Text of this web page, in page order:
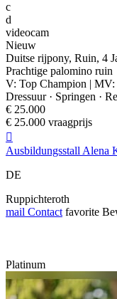
c
d
videocam
Nieuw
Duitse rijpony, Ruin, 4
Prachtige palomino ruin
V: Top Champion |
Dressuur · Springen ·
€ 25.000
€ 25.000 vraagprijs

Ausbildungsstall Alena
DE
Ruppichteroth
mail Contact favorite
Platinum